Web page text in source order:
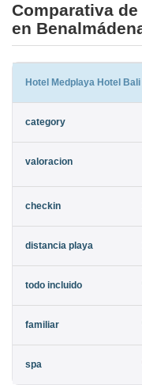
Comparativa
en
Hotel Medplaya Hotel Bali